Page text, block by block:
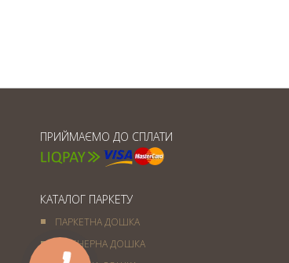
ПРИЙМАЄМО ДО СПЛАТИ
КАТАЛОГ ПАРКЕТУ
ПАРКЕТНА ДОШКА
ІНЖЕНЕРНА ДОШКА